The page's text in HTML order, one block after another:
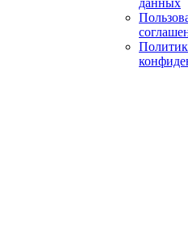
данных